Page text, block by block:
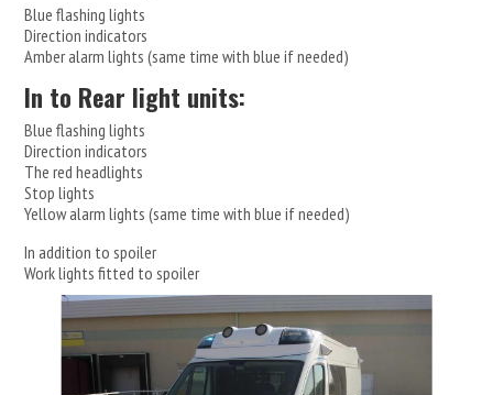
Blue flashing lights
Direction indicators
Amber alarm lights (same time with blue if needed)
In to Rear light units:
Blue flashing lights
Direction indicators
The red headlights
Stop lights
Yellow alarm lights (same time with blue if needed)
In addition to spoiler
Work lights fitted to spoiler